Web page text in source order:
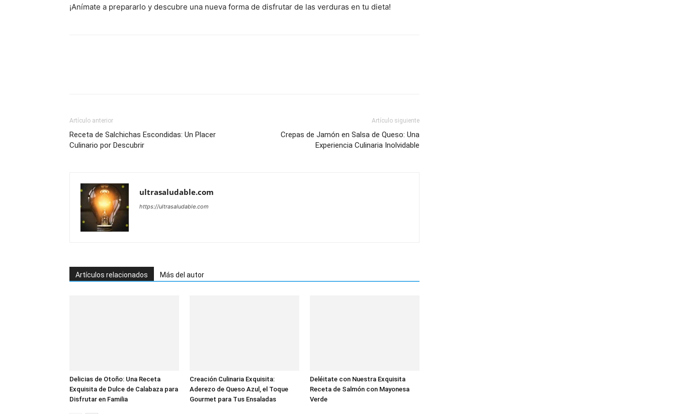
¡Anímate a prepararlo y descubre una nueva forma de disfrutar de las verduras en tu dieta!
Artículo anterior
Receta de Salchichas Escondidas: Un Placer
Culinario por Descubrir
Artículo siguiente
Crepas de Jamón en Salsa de Queso: Una
Experiencia Culinaria Inolvidable
ultrasaludable.com
https://ultrasaludable.com
Artículos relacionados Más del autor
Delicias de Otoño: Una Receta
Exquisita de Dulce de Calabaza para
Disfrutar en Familia
Creación Culinaria Exquisita:
Aderezo de Queso Azul, el Toque
Gourmet para Tus Ensaladas
Deléitate con Nuestra Exquisita
Receta de Salmón con Mayonesa
Verde